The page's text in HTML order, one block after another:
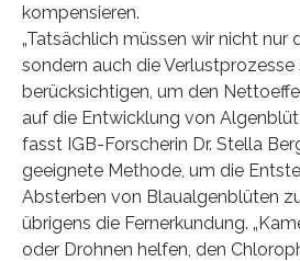
kompensieren.
„Tatsächlich müssen wir nicht nur
sondern auch die Verlustprozesse
berücksichtigen, um den
auf die Entwicklung von
fasst IGB-Forscherin Dr. Stella
geeignete Methode, um die
Absterben von Blaualgenblüten
übrigens die Fernerkundung.
oder Drohnen helfen, den